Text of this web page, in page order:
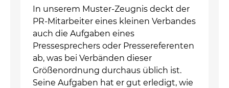
In unserem Muster-Zeugnis deckt der
PR-Mitarbeiter eines kleinen Verbandes
auch die Aufgaben eines
Pressesprechers oder Pressereferenten
ab, was bei Verbänden dieser
Größenordnung durchaus üblich ist.
Seine Aufgaben hat er gut erledigt, wie